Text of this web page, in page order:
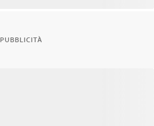
PUBBLICITÀ